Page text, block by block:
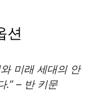
션
미래 세대의 안
.” – 반 키문